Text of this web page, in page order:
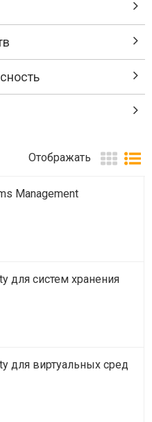
Отображать
Management
для систем хранения
для виртуальных сред